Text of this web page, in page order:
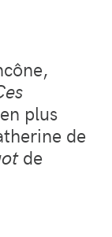
plus
de
de